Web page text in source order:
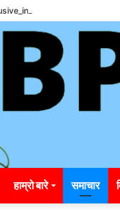
हाम्रो बारे समाचार